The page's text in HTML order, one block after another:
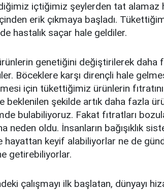
içtiğimiz şeylerden tat alamaz
erik çıkmaya başladı.
hastalık saçar hale geldiler.
genetiğini değiştirilerek daha
Böceklere karşı dirençli hale
için tükettiğimiz ürünlerin
beklenilen şekilde artık daha fazla
bulabiliyoruz. Fakat fıtratları
neden oldu. İnsanların bağışıklık
hayattan keyif alabiliyorlar ne de
getirebiliyorlar.
çalışmayı ilk başlatan, dünyayı